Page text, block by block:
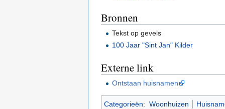
Bronnen
Tekst op gevels
100 Jaar "Sint Jan" Kilder
Externe link
Ontstaan huisnamen
Categorieën: Woonhuizen